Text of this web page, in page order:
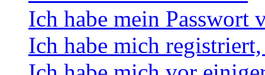
Ich habe mein Passwort
Ich habe mich